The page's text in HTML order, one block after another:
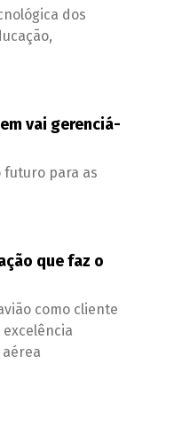
dos
vai gerenciá-
futuro para as
que faz o
como cliente